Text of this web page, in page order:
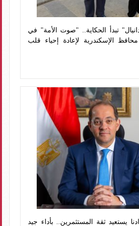
تبدأ الحكاية.. "صوت الأمة" في
الإسكندرية لإعادة إحياء قلب
يستعيد ثقة المستثمرين.. بأداء جيد